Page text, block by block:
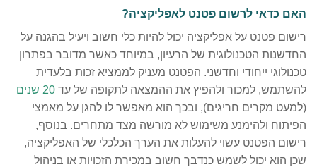
האם כדאי לרשום פטנט לאפליקציה?
רישום פטנט על אפליקציה יכול להיות כלי חשוב ויעיל בהגנה על
החדשנות הטכנולוגית של הרעיון, במיוחד כאשר מדובר בפתרון
טכנולוגי ייחודי וחדשני. הפטנט מעניק לממציא זכות בלעדית
להשתמש, למכור ולהפיץ את ההמצאה לתקופה של עד
ים
(למעט מקרים חריגים), ובכך הוא מאפשר לו להגן על מאמצי
הפיתוח ולהימנע משימוש לא מורשה מצד מתחרים. בנוסף,
רישום הפטנט עשוי להעלות את הערך הכלכלי של האפליקציה,
שכן הוא יכול לשמש כנדבך חשוב במכירת הזכויות או בניהול